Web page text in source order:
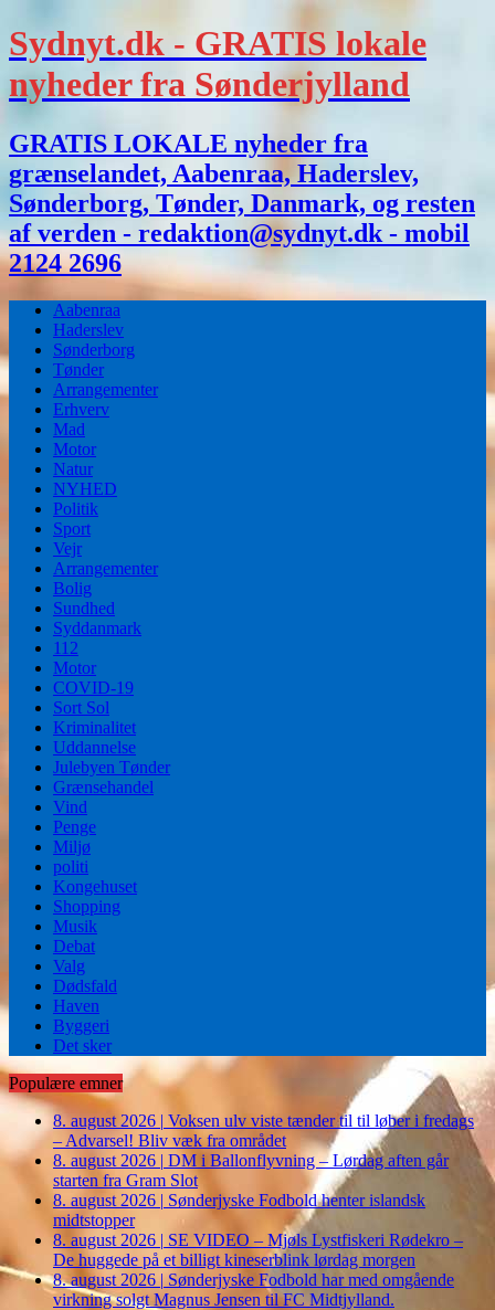
Sydnyt.dk - GRATIS lokale
nyheder fra Sønderjylland
GRATIS LOKALE nyheder fra
grænselandet, Aabenraa, Haderslev,
Sønderborg, Tønder, Danmark, og resten
af verden - redaktion@sydnyt.dk - mobil
2124 2696
Aabenraa
Haderslev
Sønderborg
Tønder
Arrangementer
Erhverv
Mad
Motor
Natur
NYHED
Politik
Sport
Vejr
Arrangementer
Bolig
Sundhed
Syddanmark
112
Motor
COVID-19
Sort Sol
Kriminalitet
Uddannelse
Julebyen Tønder
Grænsehandel
Vind
Penge
Miljø
politi
Kongehuset
Shopping
Musik
Debat
Valg
Dødsfald
Haven
Byggeri
Det sker
Populære emner
8. august 2026 | Voksen ulv viste tænder til til løber i fredags
– Advarsel! Bliv væk fra området
8. august 2026 | DM i Ballonflyvning – Lørdag aften går
starten fra Gram Slot
8. august 2026 | Sønderjyske Fodbold henter islandsk
midtstopper
8. august 2026 | SE VIDEO – Mjøls Lystfiskeri Rødekro –
De huggede på et billigt kineserblink lørdag morgen
8. august 2026 | Sønderjyske Fodbold har med omgående
virkning solgt Magnus Jensen til FC Midtjylland.